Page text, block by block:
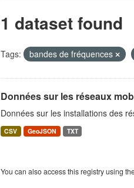
1 dataset found
Tags: bandes de fréquences
Données sur les réseaux
Données sur les installations des
CSV GeoJSON TXT
You can also access this registry using